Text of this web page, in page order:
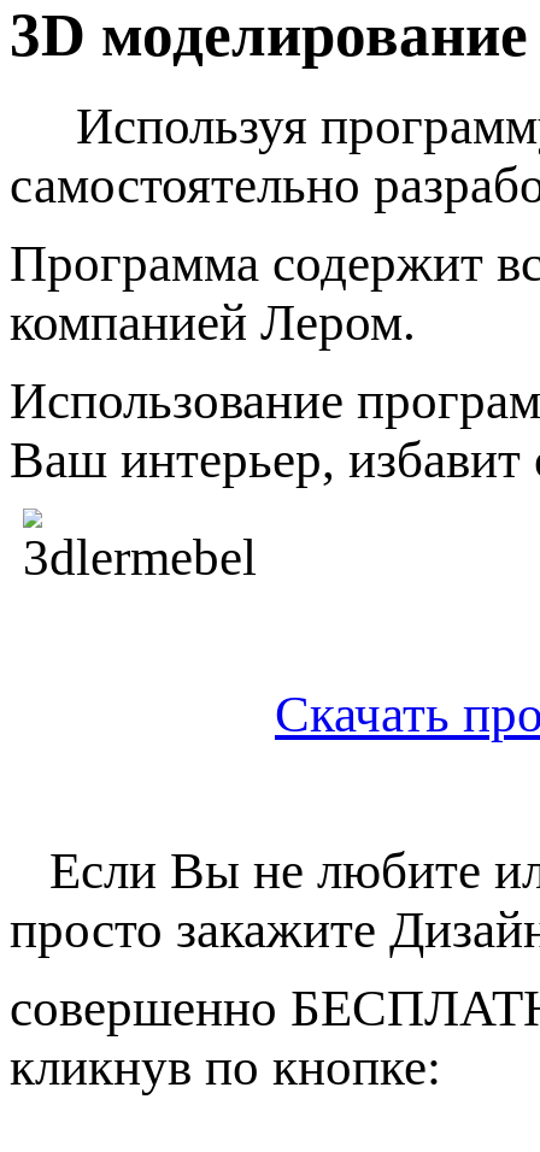
3D моделирование
Используя
самостоятельно
Программа содержит
компанией Лером.
Использование
Ваш интерьер,
Скачать
Если Вы не любите
просто закажите
совершенно
кликнув по кнопке: